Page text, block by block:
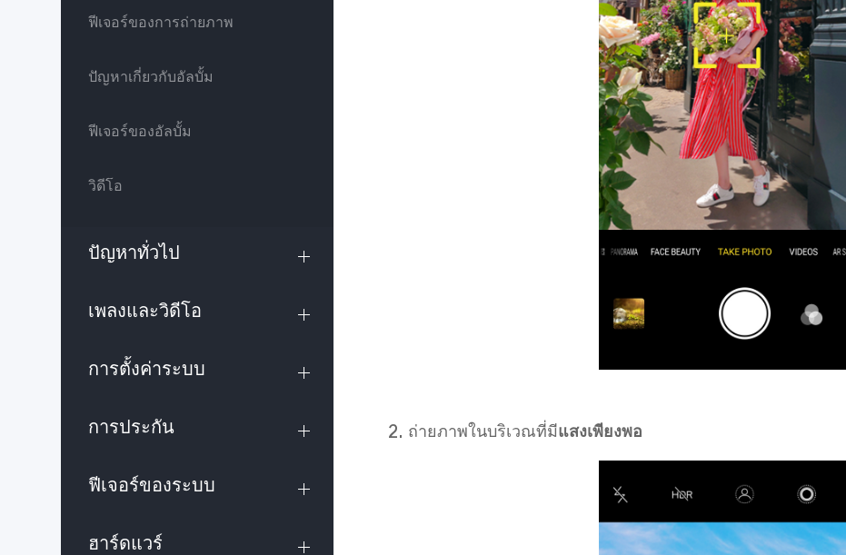
ฟีเจอร์ของการถ่ายภาพ
ปัญหาเกี่ยวกับอัลบั้ม
ฟีเจอร์ของอัลบั้ม
วิดีโอ
ปัญหาทั่วไป
เพลงและวิดีโอ
การตั้งค่าระบบ
การประกัน
ฟีเจอร์ของระบบ
ฮาร์ดแวร์
2. ถ่ายภาพในบริเวณที่มีแสงเพียงพอ